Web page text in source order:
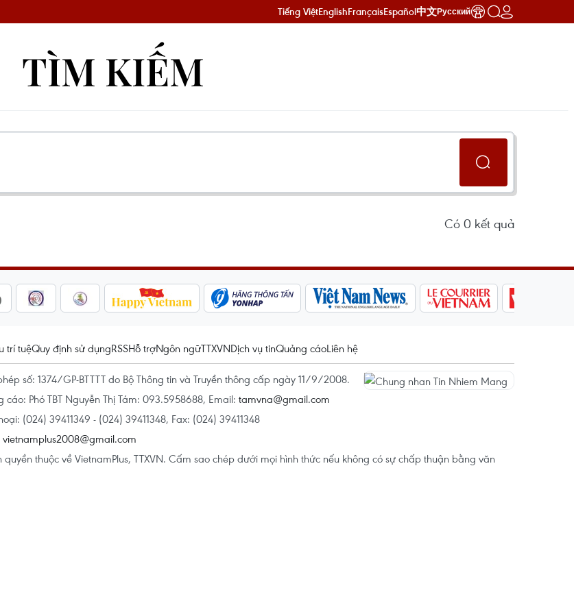
Tiếng ViệtEnglishFrançaisEspañol中文Русский
TÌM KIẾM
Có 0 kết quả
trí tuệQuy định sử dụngRSSHỗ trợNgôn ngữTTXVNDịch vụ tinQuảng cáoLiên hệ
số: 1374/GP-BTTTT do Bộ Thông tin và Truyền thông cấp ngày 11/9/2008.
cáo: Phó TBT Nguyễn Thị Tám: 093.5958688, Email: tamvna@gmail.com
(024) 39411349 - (024) 39411348, Fax: (024) 39411348
vietnamplus2008@gmail.com
thuộc về VietnamPlus, TTXVN. Cấm sao chép dưới mọi hình thức nếu không có sự chấp thuận bằng văn